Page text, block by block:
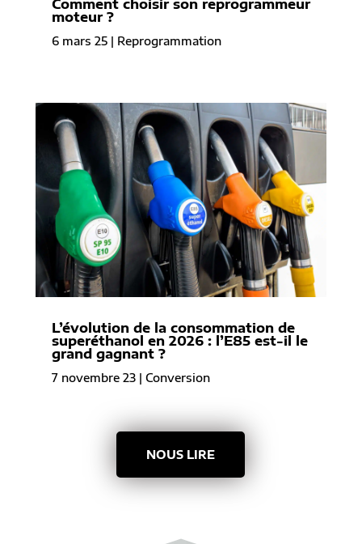
Comment choisir son reprogrammeur
moteur ?
6 mars 25| Reprogrammation
L’évolution de la consommation de
superéthanol en 2026 : l’E85 est-il le
grand gagnant ?
7 novembre 23| Conversion
NOUS LIRE